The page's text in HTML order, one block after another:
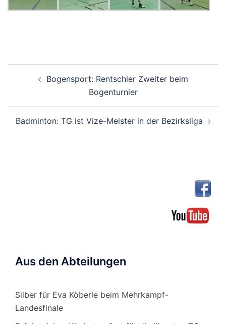
Bogensport: Rentschler Zweiter beim
Bogenturnier
Badminton: TG ist Vize-Meister in der Bezirksliga
Aus den Abteilungen
Silber für Eva Köberle beim Mehrkampf-
Landesfinale